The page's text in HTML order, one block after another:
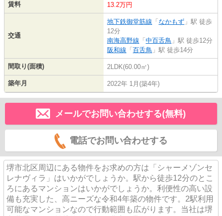
賃料 13.2万円
交通
地下鉄御堂筋線 「 なかもず 」駅 徒歩
12分
南海高野線 「 中百舌鳥 」駅 徒歩12分
阪和線 「 百舌鳥 」駅 徒歩14分
間取り(面積) 2LDK(60.00㎡)
築年月 2022年 1月(築4年)
メールでお問い合わせする(無料)
電話でお問い合わせする
堺市北区周辺にある物件をお求めの方は「シャーメゾンセ
レナヴィラ」はいかがでしょうか。駅から徒歩12分のとこ
ろにあるマンションはいかがでしょうか。利便性の高い設
備も充実した、高ニーズな令和4年築の物件です。2駅利用
可能なマンションなので行動範囲も広がります。当社は堺